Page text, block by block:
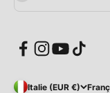
Italie (EUR €)